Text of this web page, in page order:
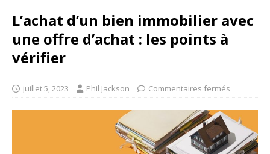
L’achat d’un bien immobilier avec
une offre d’achat : les points à
vérifier
juillet 5, 2023 Phil Jackson Commentaires fermés